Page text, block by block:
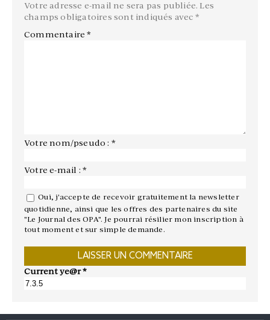
Votre adresse e-mail ne sera pas publiée. Les
champs obligatoires sont indiqués avec *
Commentaire*
Votre nom/pseudo : *
Votre e-mail : *
Oui, j'accepte de recevoir gratuitement la newsletter
quotidienne, ainsi que les offres des partenaires du site
"Le Journal des OPA". Je pourrai résilier mon inscription à
tout moment et sur simple demande.
Current ye@r*